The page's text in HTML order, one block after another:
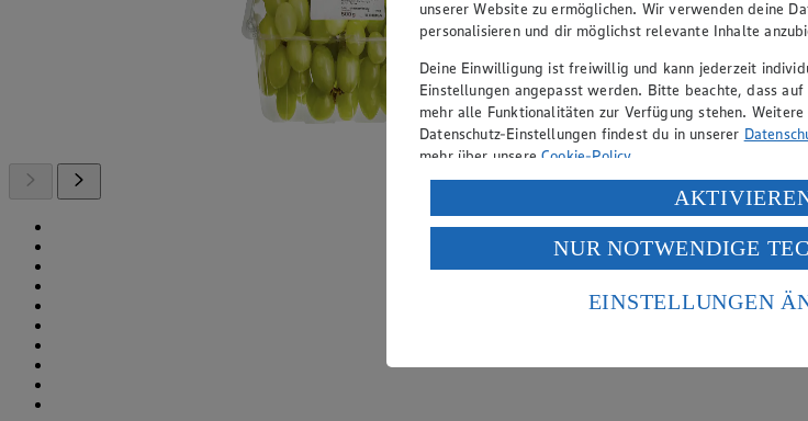
unserer Website zu ermöglichen. Wir verwenden deine
personalisieren und dir möglichst relevante Inhalte
Deine Einwilligung ist freiwillig und kann jederzeit
Einstellungen angepasst werden. Bitte beachte, dass
mehr alle Funktionalitäten zur Verfügung stehen.
Datenschutz-Einstellungen findest du in unserer
mehr über unsereCookie-Policy.
Verarbeitung deiner personenbezogenen Daten in den
Wenn du auf „Aktivieren“ klickst, willigst du im Sinne
ein, dass deine Daten in den USA verarbeitet werden.
einem nach europäischen Standards nicht
Risiko eines Zugriffs durch US-amerikanische Behörden.
NUR NOTWENDIGE
EINSTELLUNGEN